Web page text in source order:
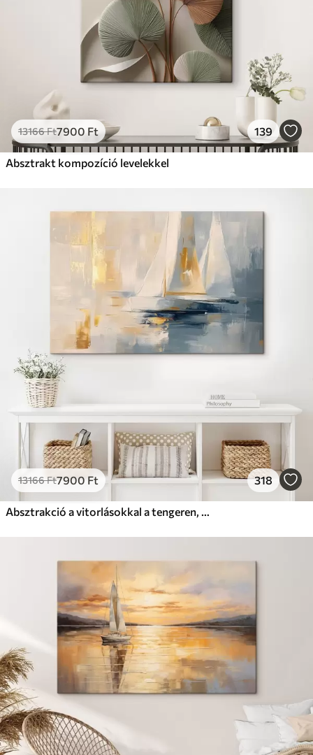
13166Ft7900 Ft 139
Absztrakt kompozíció levelekkel
13166Ft7900 Ft 318
Absztrakció a vitorlásokkal a tengeren, akril stílusban, naplemente